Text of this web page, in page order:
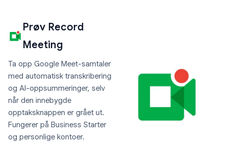
Prøv Record
Meeting
Ta opp Google Meet-samtaler
med automatisk transkribering
og AI-oppsummeringer, selv
når den innebygde
opptaksknappen er grået ut.
Fungerer på Business Starter
og personlige kontoer.